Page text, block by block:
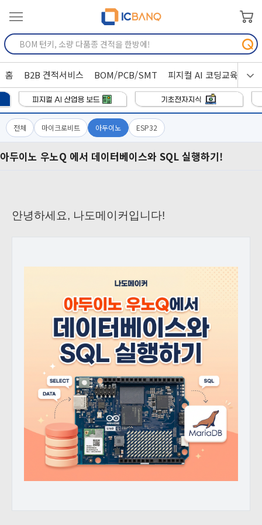
홈 B2B 견적서비스 BOM/PCB/SMT 피지컬 AI 코딩교육
전체 마이크로비트 아두이노 ESP32
아두이노 우노Q 에서 데이터베이스와 SQL 실행하기!
안녕하세요, 나도메이커입니다!